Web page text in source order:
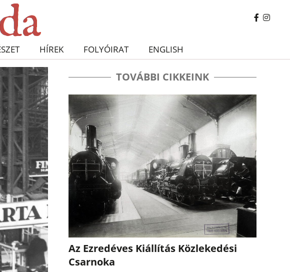
HÍREK FOLYÓIRAT ENGLISH
TOVÁBBI CIKKEINK
Az Ezredéves Kiállítás Közlekedési
Csarnoka